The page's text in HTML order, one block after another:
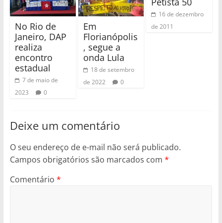
No Rio de
Janeiro, DAP
realiza
encontro
estadual
7 de maio de
2023
0
Em
Florianópolis
, segue a
onda Lula
18 de setembro
de 2022
0
16 de dezembro
de 2011
Deixe um comentário
O seu endereço de e-mail não será publicado.
Campos obrigatórios são marcados com *
Comentário *